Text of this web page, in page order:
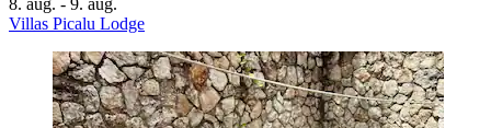
Villas Picalu Lodge